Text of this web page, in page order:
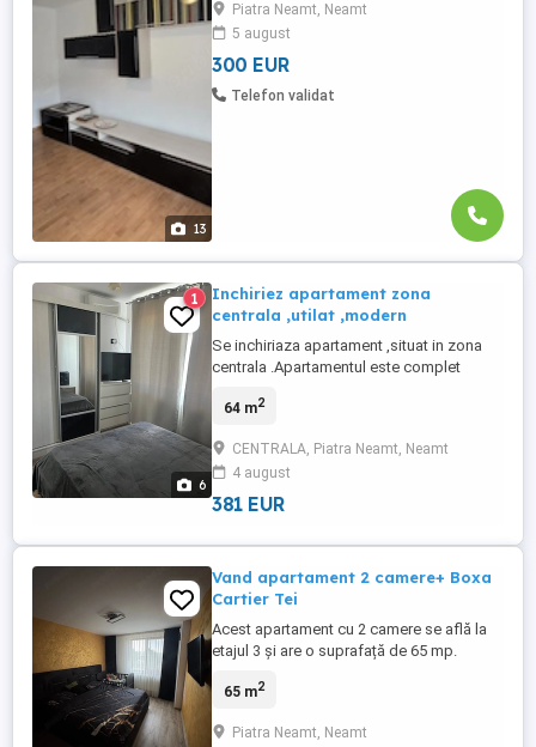
13
multe informații, vă rugăm să ne contactați
pe mobil.
Piatra Neamt, Neamt
5 august
300 EUR
Telefon validat
6
1
Inchiriez apartament zona
centrala ,utilat ,modern
Se inchiriaza apartament ,situat in zona
centrala .Apartamentul este complet
pentru mutare imediata Dotari - centrala
parcare -mobilat si utilat complet Ideal
pentru un cuplu sau o persoana care isi
doreste confort ...
64 m2
CENTRALA, Piatra Neamt, Neamt
4 august
381 EUR
Vand apartament 2 camere+ Boxa
Cartier Tei
Acest apartament cu 2 camere se află la
etajul 3 și are o suprafață de 65 mp.
dispune de Lift modern. Livingul este
pereți albi. Dormitorul oferă o vedere spre
65 m2
Piatra Neamt, Neamt